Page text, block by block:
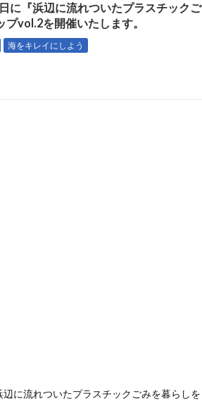
に『浜辺に流れついたプラスチックご
vol.2を開催いたします。
海をキレイにしよう
に流れついたプラスチックごみを暮らしを